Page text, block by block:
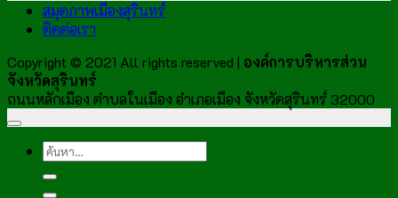
สมุดภาพเมืองสุรินทร์
ติดต่อเรา
Copyright © 2021 All rights reserved | องค์การบริหารส่วน
จังหวัดสุรินทร์
ถนนหลักเมือง ตำบลในเมือง อำเภอเมือง จังหวัดสุรินทร์ 32000